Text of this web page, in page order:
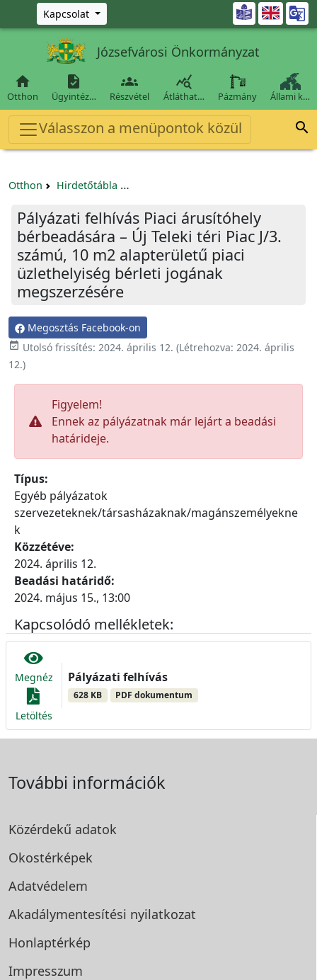
Ugrás a fő tartalomra
Kapcsolat 
Józsefvárosi Önkormányzat

Otthon

Ügyintéz…

Részvétel

Átláthat… Pázmány Állami k…
Válasszon a menüpontok közül 
Otthon Hirdetőtábla
Pályázati felhívás Piaci árusítóhely
bérbeadására – Új Teleki téri Piac J/3.
számú, 10 m2 alapterületű piaci
üzlethelyiség bérleti jogának
megszerzésére
Megosztás Facebook-on
 Utolsó frissítés: 2024. április 12. (Létrehozva: 2024. április
12.)
Figyelem!
Ennek az pályázatnak már lejárt a beadási
határideje.
Típus:
Egyéb pályázatok
szervezeteknek/társasházaknak/magánszemélyekne
k
Közzétéve:
2024. április 12.
Beadási határidő:
2024. május 15., 13:00
Kapcsolódó mellékletek:
Megnéz
Letöltés
Pályázati felhívás
628 KB PDF dokumentum
További információk
Közérdekű adatok
Okostérképek
Adatvédelem
Akadálymentesítési nyilatkozat
Honlaptérkép
Impresszum